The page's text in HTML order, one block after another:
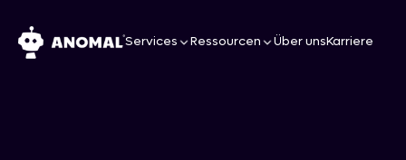
Services Ressourcen Über unsKarriere